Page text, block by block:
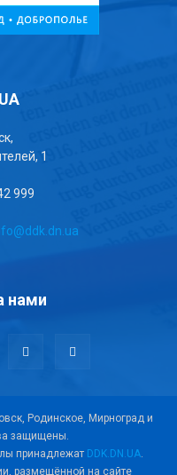
1
999
нами
Родинское, Мирноград и
защищены.
принадлежат DDK.DN.UA.
размещённой на сайте